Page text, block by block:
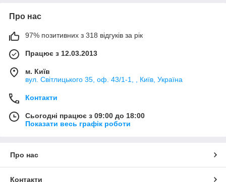
Про нас
97% позитивних з 318 відгуків за рік
Працює з 12.03.2013
м. Київ
вул. Світлицького 35, оф. 43/1-1, , Київ, Україна
Контакти
Сьогодні працює з 09:00 до 18:00
Показати весь графік роботи
Про нас
Контакти